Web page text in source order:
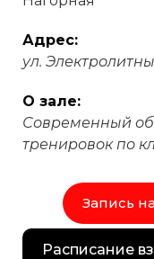
Расписание
Адрес:
ул.
О зале:
Современный
тренировок по
Запись